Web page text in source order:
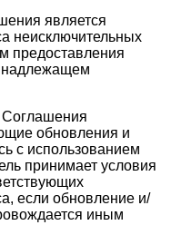
является
неисключительных
предоставления
Соглашения
обновления и
с использованием
принимает условия
если обновление и/
иным